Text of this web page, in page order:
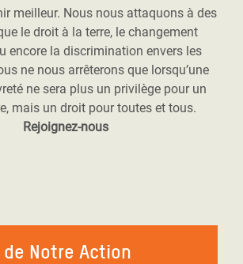
meilleur. Nous nous attaquons à des
le droit à la terre, le changement
encore la discrimination envers les
ne nous arrêterons que lorsqu’une
ne sera plus un privilège pour un
mais un droit pour toutes et tous.
Rejoignez-nous
Notre Action